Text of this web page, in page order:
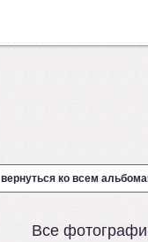
вернуться ко всем
Все